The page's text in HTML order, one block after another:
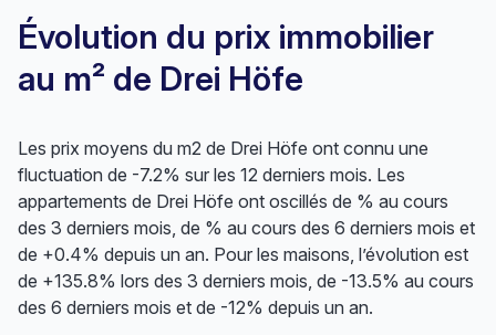
Évolution du prix immobilier
au m² de Drei Höfe
Les prix moyens du m2 de Drei Höfe ont connu une
fluctuation de -7.2% sur les 12 derniers mois. Les
appartements de Drei Höfe ont oscillés de % au cours
des 3 derniers mois, de % au cours des 6 derniers mois et
de +0.4% depuis un an. Pour les maisons, l’évolution est
de +135.8% lors des 3 derniers mois, de -13.5% au cours
des 6 derniers mois et de -12% depuis un an.